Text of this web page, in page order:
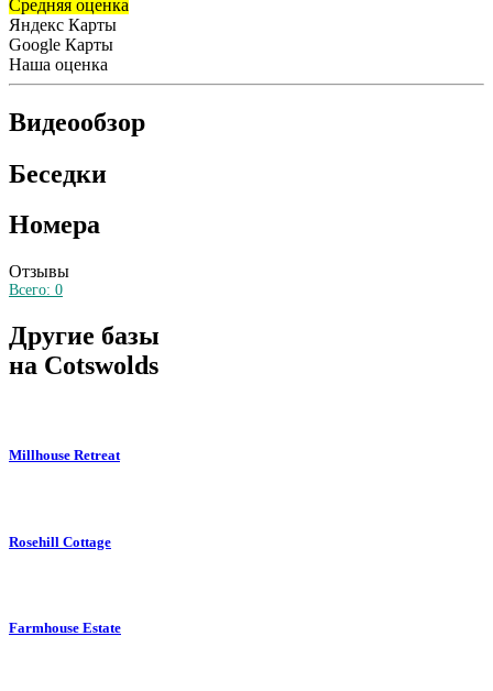
Средняя оценка
Яндекс Карты
Google Карты
Наша оценка
Видеообзор
Беседки
Номера
Отзывы
Всего: 0
Другие базы
на Cotswolds
Millhouse Retreat
Rosehill Cottage
Farmhouse Estate